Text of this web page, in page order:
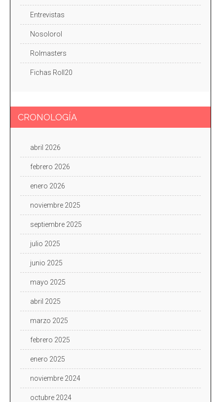
Entrevistas
Nosolorol
Rolmasters
Fichas Roll20
CRONOLOGÍA
abril 2026
febrero 2026
enero 2026
noviembre 2025
septiembre 2025
julio 2025
junio 2025
mayo 2025
abril 2025
marzo 2025
febrero 2025
enero 2025
noviembre 2024
octubre 2024